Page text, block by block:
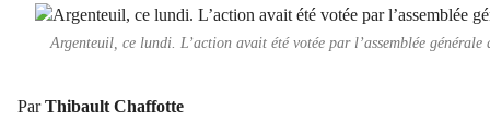
Argenteuil, ce lundi. L’action avait été votée par l’assemblée
Par Thibault Chaffotte